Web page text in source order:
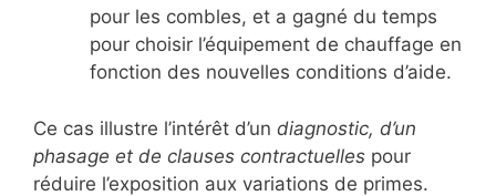
pour les combles, et a gagné du temps
pour choisir l’équipement de chauffage en
fonction des nouvelles conditions d’aide.
Ce cas illustre l’intérêt d’un diagnostic, d’un
phasage et de clauses contractuelles pour
réduire l’exposition aux variations de primes.